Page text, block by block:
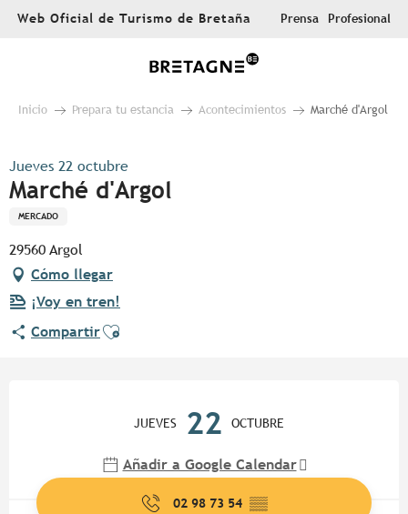
AllerWeb Oficial de Turismo de Bretaña Prensa Profesional
Inicio Prepara tu estancia Acontecimientos Marché d'Argol
Jueves 22 octubre
Marché d'Argol
MERCADO
29560 Argol
Cómo llegar
¡Voy en tren!
CompartirAjouter aux favoris
JUEVES 22 OCTUBRE
Añadir a Google Calendar
02 98 73 54 ▒▒